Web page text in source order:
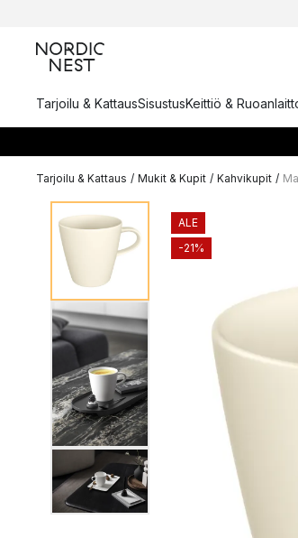
Tarjoilu & KattausSisustusKeittiö &
Tarjoilu & Kattaus / Mukit & Kupit / Kahvikupit /
ALE
-21%